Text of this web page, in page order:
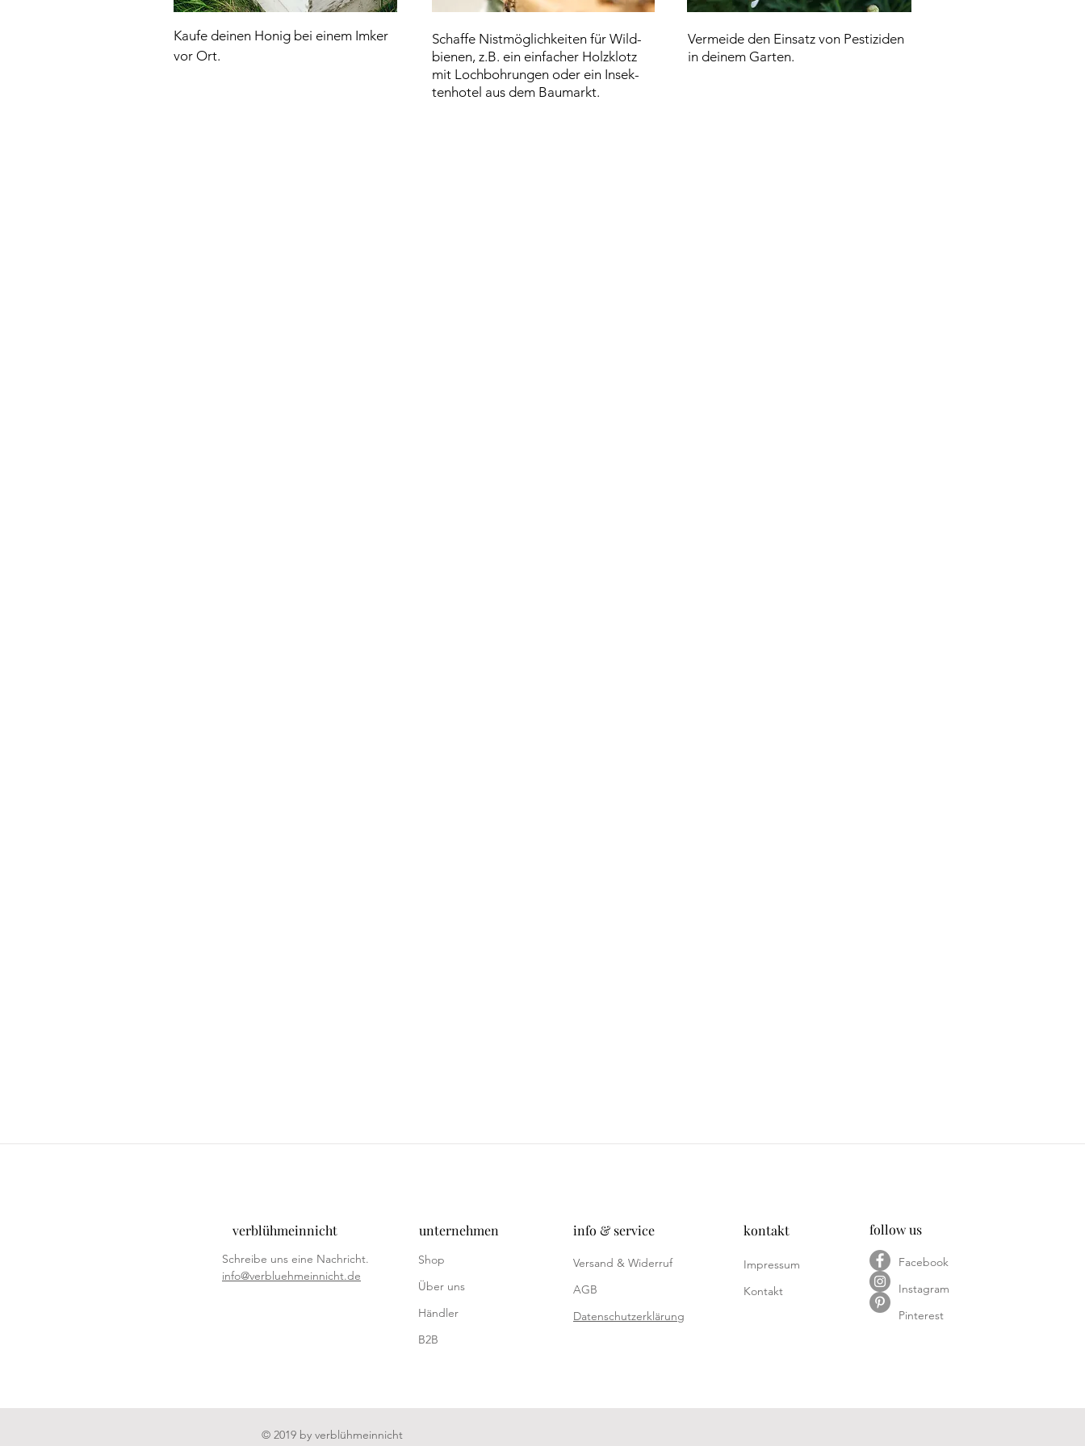
Kaufe deinen Honig bei einem Imker
vor Ort.
Schaffe Nistmöglichkeiten für Wild-
bienen, z.B. ein einfacher Holzklotz
mit Lochbohrungen oder ein Insek-
tenhotel aus dem Baumarkt.
Vermeide den Einsatz von Pestiziden
in deinem Garten.
Schreibe uns eine Nachricht.
info@verbluehmeinnicht.de
verblühmeinnicht unternehmen
Shop
Über uns
Händler
B2B
info & service
Versand & Widerruf
AGB
Datenschutzerklärung
kontakt
Impressum
Kontakt
follow us
Facebook
Instagram
Pinterest
© 2019 by verblühmeinnicht